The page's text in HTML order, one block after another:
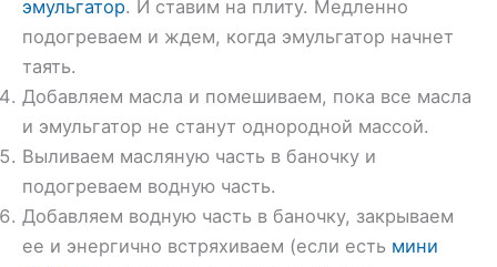
эмульгатор. И ставим на плиту. Медленно
подогреваем и ждем, когда эмульгатор начнет
таять.
Добавляем масла и помешиваем, пока все масла
и эмульгатор не станут однородной массой.
Выливаем масляную часть в баночку и
подогреваем водную часть.
Добавляем водную часть в баночку, закрываем
ее и энергично встряхиваем (если есть мини